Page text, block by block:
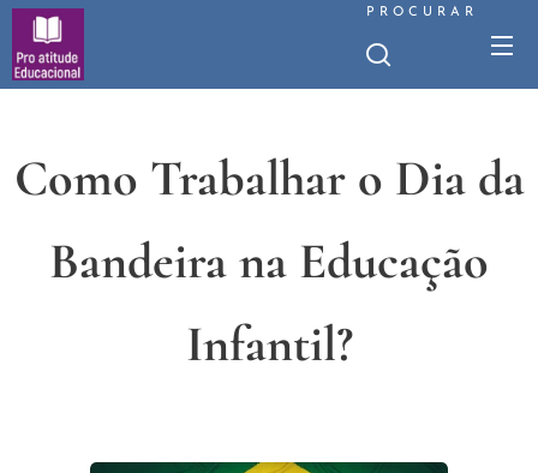
PROCURAR
Como Trabalhar o Dia da
Bandeira na Educação
Infantil?